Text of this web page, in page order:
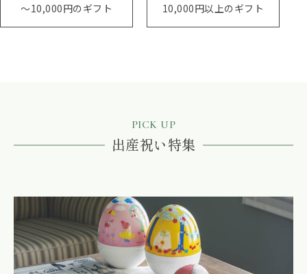
～10,000円のギフト 10,000円以上のギフト
PICK UP
出産祝い特集